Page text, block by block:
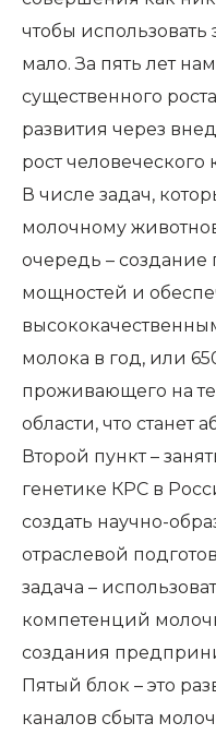
чтобы использовать
мало. За пять лет
существенного
развития через
рост человеческого
В числе задач,
молочному
очередь – создание
мощностей и
молока в год, или
проживающего на
области, что станет
Второй пункт –
генетике КРС в
создать научно-
отраслевой
задача –
компетенций
создания
Пятый блок – это
каналов сбыта